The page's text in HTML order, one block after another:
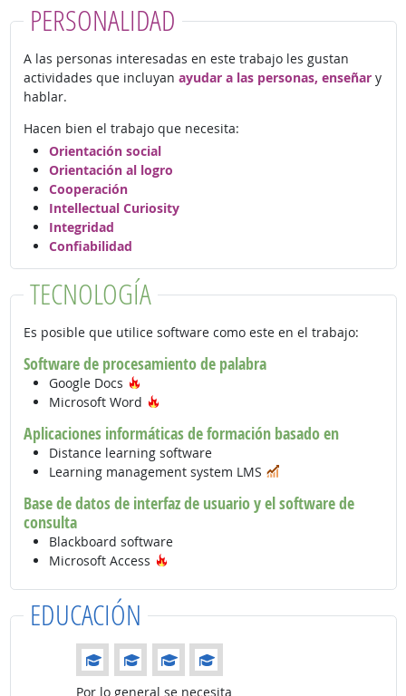
PERSONALIDAD
A las personas interesadas en este trabajo les gustan
actividades que incluyan ayudar a las personas, enseñary
hablar.
Hacen bien el trabajo que necesita:
Orientación social
Orientación al logro
Cooperación
Intellectual Curiosity
Integridad
Confiabilidad
TECNOLOGÍA
Es posible que utilice software como este en el trabajo:
Software de procesamiento de palabra
Google Docs
Microsoft Word
Aplicaciones informáticas de formación basado en
Distance learning software
Learning management system LMS
Base de datos de interfaz de usuario y el software de
consulta
Blackboard software
Microsoft Access
EDUCACIÓN
Educación: (Calificación 4 de 4)
Por lo general se necesita